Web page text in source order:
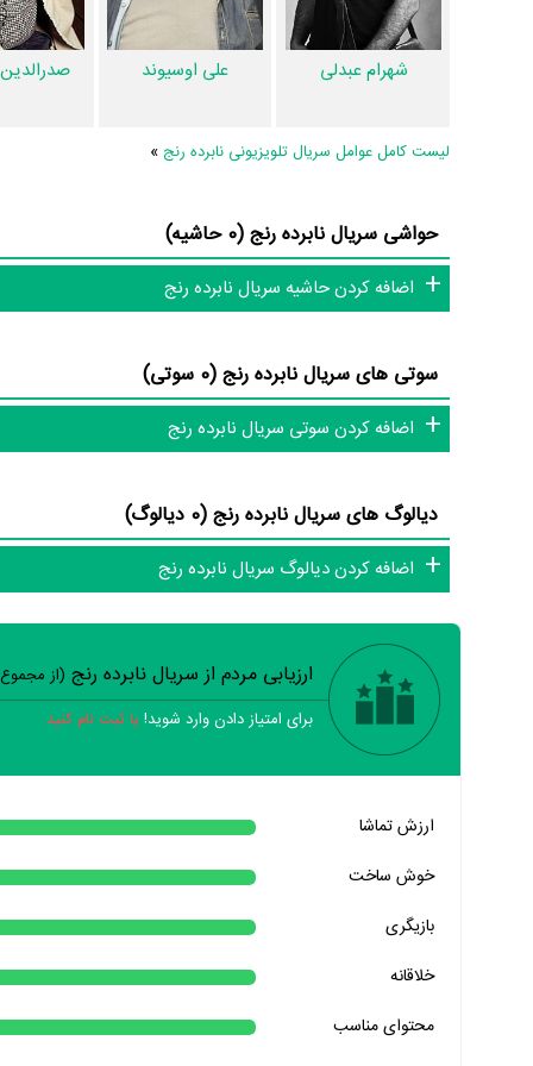
اطلاعات سریال نابرده رنج
پرداخته‌اند. در داده‌کاوی و تحلیل ابر کلیدواژه‌ها بررسی‌های
تاکنون در صفحه اختصاصی سریال نابرده رنج در
نابرده رنج 14 عدد، گردآوری و درج شده است. همچنین
نابرده رنج، سوتی سریال نابرده رنج و نقد سریال نابرده رنج
شهرام عبدلی علی اوسیوند
لیست کامل عوامل سریال تلویزیونی نابرده رنج »
حواشی سریال نابرده رنج (0 حاشیه)
اضافه کردن حاشیه سریال نابرده رنج
سوتی های سریال نابرده رنج (0 سوتی)
اضافه کردن سوتی سریال نابرده رنج
دیالوگ های سریال نابرده رنج (0 دیالوگ)
اضافه کردن دیالوگ سریال نابرده رنج
خیر
خیر بله
خیر بله
خیر بله
خیر تقریبا بله
ارزیابی مردم از سریال نابرده رنج (از مجموع
برای امتیاز دادن وارد شوید! یا ثبت نام کنید
ارزش تماشا
خوش ساخت
بازیگری
خلاقانه
محتوای مناسب